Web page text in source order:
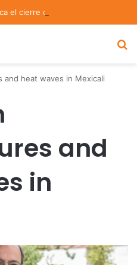
and heat waves in Mexicali
and
in